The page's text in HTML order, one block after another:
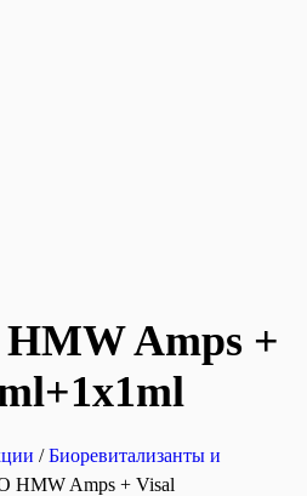
Amps +
/Биоревитализанты и
HMW Amps + Visal